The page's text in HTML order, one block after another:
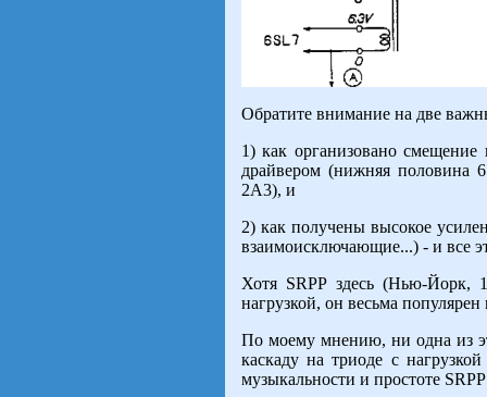
Обратите внимание на две
1) как организовано
драйвером (нижняя половина
2А3), и
2) как получены высокое
взаимоисключающие...) - и все
Хотя SRPP здесь (Нью-Йорк,
нагрузкой, он весьма
По моему мнению, ни одна из
каскаду на триоде с
музыкальности и простоте